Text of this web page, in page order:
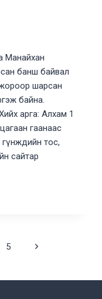
Манайхан
банш байвал
шарсан
байна.
арга: Алхам 1
гаанаас
тос,
сайтар
5
Next